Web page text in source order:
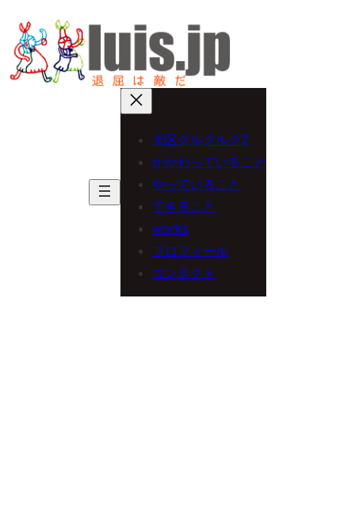
内
容
を
北区グルグルグZ
かかわっていること
やっていること
できること
works
プロフィール
コンタクト